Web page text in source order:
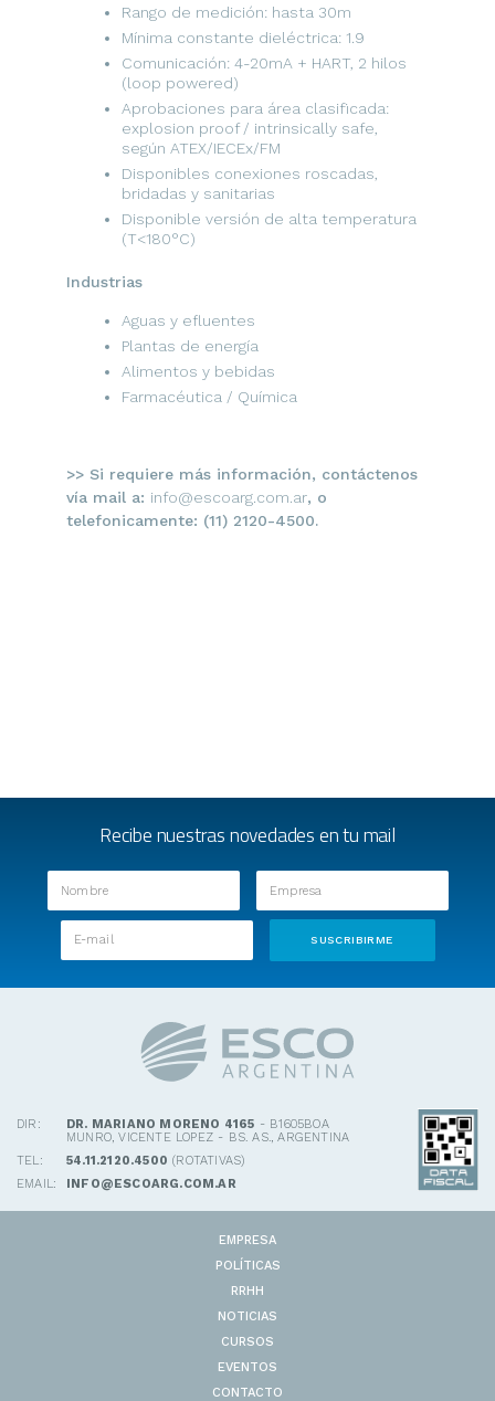
Rango de medición: hasta 30m
Mínima constante dieléctrica: 1.9
Comunicación: 4-20mA + HART, 2 hilos
(loop powered)
Aprobaciones para área clasificada:
explosion proof / intrinsically safe,
según ATEX/IECEx/FM
Disponibles conexiones roscadas,
bridadas y sanitarias
Disponible versión de alta temperatura
(T<180°C)
Industrias
Aguas y efluentes
Plantas de energía
Alimentos y bebidas
Farmacéutica / Química
>> Si requiere más información, contáctenos
vía mail a: info@escoarg.com.ar, o
telefonicamente: (11) 2120-4500.
Recibe nuestras novedades en tu mail
DIR: DR. MARIANO MORENO 4165 - B1605BOA
MUNRO, VICENTE LOPEZ - BS. AS., ARGENTINA
TEL:
54.11.2120.4500 (ROTATIVAS)
EMAIL:
INFO@ESCOARG.COM.AR
EMPRESA
POLÍTICAS
RRHH
NOTICIAS
CURSOS
EVENTOS
CONTACTO